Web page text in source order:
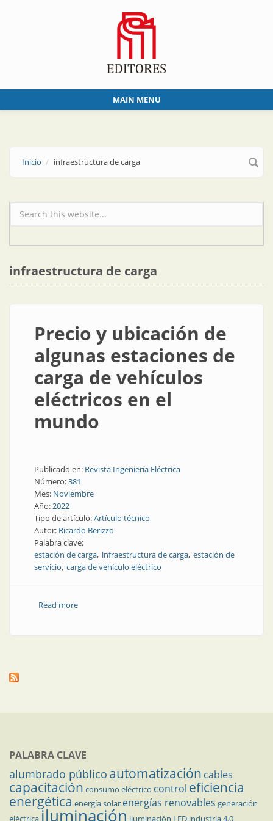
MAIN MENU
Inicio infraestructura de carga
Formulario de búsqueda
infraestructura de carga
Precio y ubicación de
algunas estaciones de
carga de vehículos
eléctricos en el
mundo
Publicado en: Revista Ingeniería Eléctrica
Número:381
Mes: Noviembre
Año:2022
Tipo de artículo:Artículo técnico
Autor: Ricardo Berizzo
Palabra clave:
estación de carga infraestructura de carga estación de
servicio carga de vehículo eléctrico
Read moreabout Precio y ubicación de algunas estaciones de
PALABRA CLAVE
alumbrado público automatización cables
capacitación consumo eléctrico control eficiencia
energética energía solar energías renovables generación
eléctricailuminación iluminación LED industria 4.0